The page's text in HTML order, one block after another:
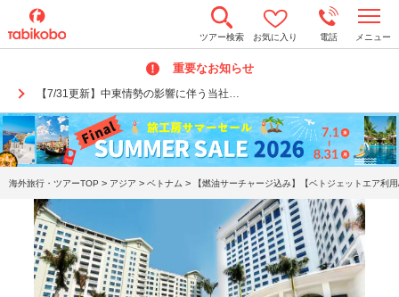
ツアー検索 お気に入り 電話 メニュー
重要なお知らせ
【7/31更新】中東情勢の影響に伴う当社…
o
n
a
v
i
g
a
t
海外旅行・ツアーTOP > アジア > ベトナム > 【燃油サーチャージ込み】【ベトジェットエア